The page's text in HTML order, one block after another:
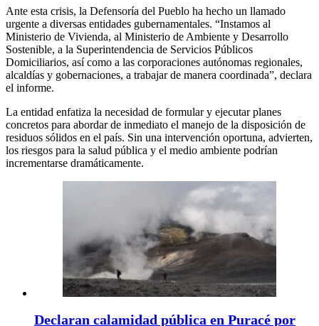
Ante esta crisis, la Defensoría del Pueblo ha hecho un llamado
urgente a diversas entidades gubernamentales. “Instamos al
Ministerio de Vivienda, al Ministerio de Ambiente y Desarrollo
Sostenible, a la Superintendencia de Servicios Públicos
Domiciliarios, así como a las corporaciones autónomas regionales,
alcaldías y gobernaciones, a trabajar de manera coordinada”, declara
el informe.
La entidad enfatiza la necesidad de formular y ejecutar planes
concretos para abordar de inmediato el manejo de la disposición de
residuos sólidos en el país. Sin una intervención oportuna, advierten,
los riesgos para la salud pública y el medio ambiente podrían
incrementarse dramáticamente.
Declaran calamidad pública en Puracé por